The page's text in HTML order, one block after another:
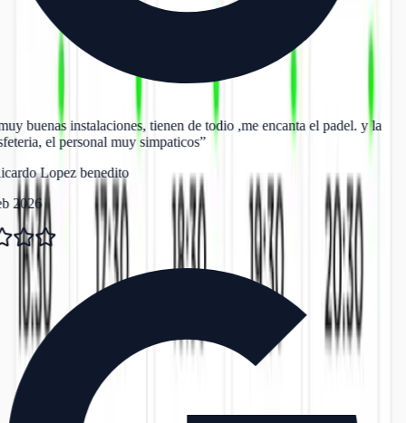
buenas instalaciones, tienen de todio ,me encanta el padel. y la
el personal muy simpaticos”
Lopez benedito
2026